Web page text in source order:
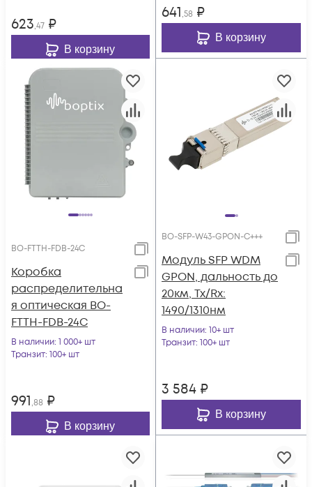
623,47 ₽
В корзину
641,58 ₽
В корзину
BO-FTTH-FDB-24C
Коробка
распределительна
я оптическая BO-
FTTH-FDB-24C
В наличии: 1 000+ шт
Транзит: 100+ шт
991,88 ₽
В корзину
BO-SFP-W43-GPON-C+++
Модуль SFP WDM
GPON, дальность до
20км, Tx/Rx:
1490/1310нм
В наличии: 10+ шт
Транзит: 100+ шт
3 584 ₽
В корзину